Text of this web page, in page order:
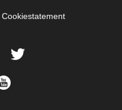
Cookiestatement